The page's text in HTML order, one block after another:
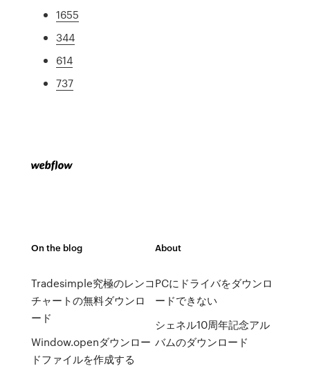
1655
344
614
737
On the blog
Tradesimple究極のレンコ
チャートの無料ダウンロ
ード
Window.openダウンロー
ドファイルを作成する
About
PCにドライバをダウンロ
ードできない
シェネル10周年記念アル
バムのダウンロード